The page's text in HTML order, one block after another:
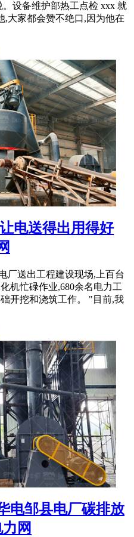
设备维护部热工点检 xxx 就
,大家都会赞不绝口,因为他在
电送得出用得好
厂送出工程建设现场,上百台
机忙碌作业,680余名电力工
开挖和浇筑工作。 "目前,我
电邹县电厂碳排放
网